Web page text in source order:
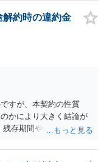
約時の違約金
すが、本契約の性質
かにより大きく結論が
存期間や報酬額、投下
味ではなく、実際の損